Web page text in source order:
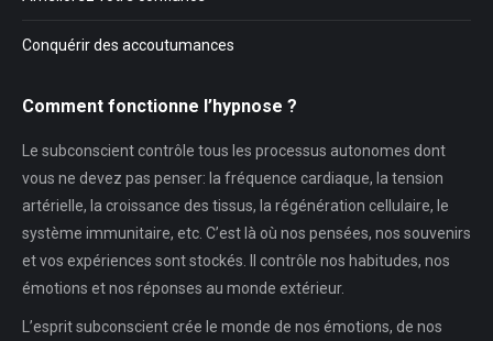
Conquérir des accoutumances
Comment fonctionne l’hypnose ?
Le subconscient contrôle tous les processus autonomes dont
vous ne devez pas penser: la fréquence cardiaque, la tension
artérielle, la croissance des tissus, la régénération cellulaire, le
système immunitaire, etc. C’est là où nos pensées, nos souvenirs
et vos expériences sont stockés. Il contrôle nos habitudes, nos
émotions et nos réponses au monde extérieur.
L’esprit subconscient crée le monde de nos émotions, de nos